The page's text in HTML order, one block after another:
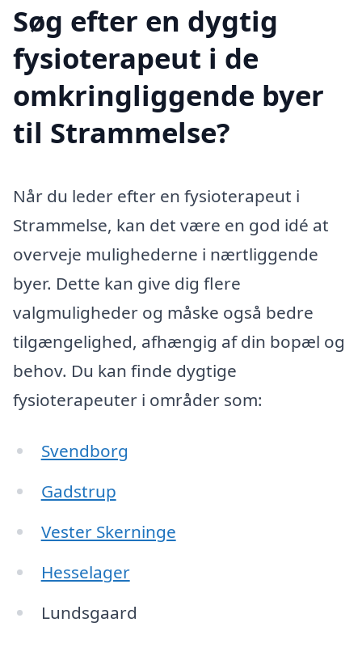
Søg efter en dygtig
fysioterapeut i de
omkringliggende byer
til Strammelse?
Når du leder efter en fysioterapeut i
Strammelse, kan det være en god idé at
overveje mulighederne i nærtliggende
byer. Dette kan give dig flere
valgmuligheder og måske også bedre
tilgængelighed, afhængig af din bopæl og
behov. Du kan finde dygtige
fysioterapeuter i områder som:
Svendborg
Gadstrup
Vester Skerninge
Hesselager
Lundsgaard